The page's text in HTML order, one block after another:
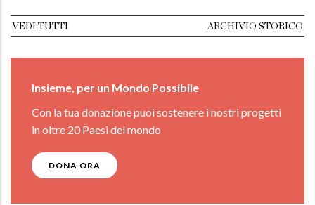
VEDI TUTTI ARCHIVIO STORICO
Insieme, per un Mondo Possibile
Con la tua donazione puoi sostenere i nostri progetti
in oltre 20 Paesi del mondo
DONA ORA